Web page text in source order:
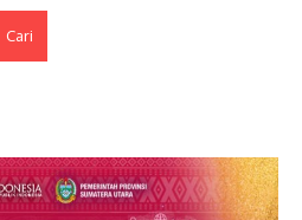
Cari